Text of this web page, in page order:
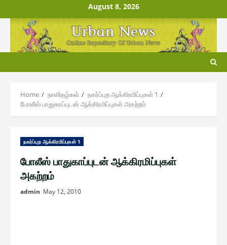
to
content
August 8, 2026
Home நாளிதழ்௧ள்
ந௧ர்ப்புற ஆக்கிரமிப்பு௧ள் 1
போலீஸ் பாதுகாப்புடன் ஆக்கிரமிப்புகள் அகற்றம்
ந௧ர்ப்புற ஆக்கிரமிப்பு௧ள் 1
போலீஸ் பாதுகாப்புடன் ஆக்கிரமிப்புகள்
அகற்றம்
admin May 12, 2010